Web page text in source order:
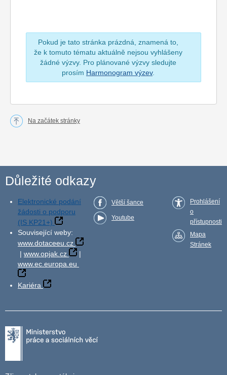
Pokud je tato stránka prázdná, znamená to,
že k tomuto tématu aktuálně nejsou vyhlášeny
žádné výzvy. Pro plánované výzvy sledujte
prosím Harmonogram výzev.
Na začátek stránky
Důležité odkazy
Elektronické podání
žádosti o podporu
(IS KP21+)
Související weby:
www.dotaceeu.cz
| www.opjak.cz
|
www.ec.europa.eu
Kariéra
Větší šance
Youtube
Prohlášení
o
přístupnosti
Mapa
Stránek